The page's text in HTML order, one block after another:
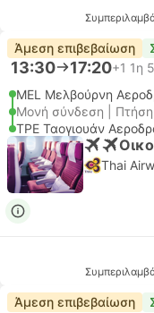
Άμεση επιβεβαίωση
13:30 17:20+1 1η
MEL Μελβούρνη
Μονή σύνδεση |
TPE Ταογιουάν
Thai
Άμεση επιβεβαίωση